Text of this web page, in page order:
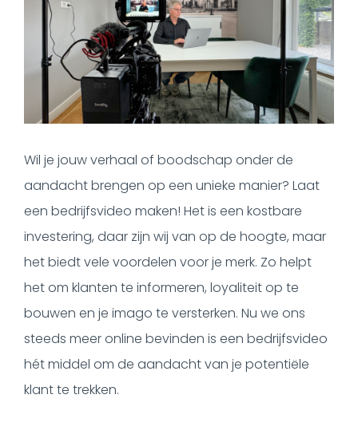
Wil je jouw verhaal of boodschap onder de
aandacht brengen op een unieke manier? Laat
een bedrijfsvideo maken! Het is een kostbare
investering, daar zijn wij van op de hoogte, maar
het biedt vele voordelen voor je merk. Zo helpt
het om klanten te informeren, loyaliteit op te
bouwen en je imago te versterken. Nu we ons
steeds meer online bevinden is een bedrijfsvideo
hét middel om de aandacht van je potentiële
klant te trekken.